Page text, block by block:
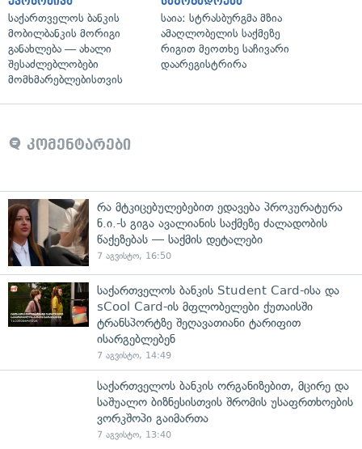
საქართველოს ბანკის
მობილბანკის მორიგი
განახლება — ახალი
შესაძლებლობები
მომხმარებლებისთვის
საია: სტრასბურგმა მზია
ამაღლობელის საქმეზე
რიგით მეოთხე საჩივარი
დაარეგისტრირა
კომენტარები
რა მტკიცებულებებით ედავება პროკურატურა
ნ.ი.-ს გიგა ავალიანის საქმეზე ძალადობის
წაქეზებას — საქმის დეტალები
7 აგვისტო, 16:50
საქართველოს ბანკის Student Card-ისა და
sCool Card-ის მფლობელები ქუთაისში
ტრანსპორტზე შეღავათიანი ტარიფით
ისარგებლებენ
7 აგვისტო, 14:49
საქართველოს ბანკის ორგანიზებით, მცირე და
საშუალო ბიზნესისთვის შრომის უსაფრთხოების
ვორკშოპი გაიმართა
7 აგვისტო, 13:40